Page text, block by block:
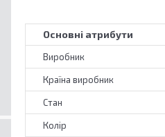
Основні атрибути
Виробник
Країна виробник
Стан
Колір